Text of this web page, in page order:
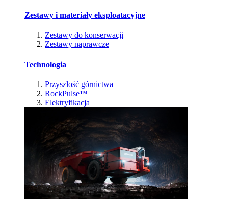
Zestawy i materiały eksploatacyjne
Zestawy do konserwacji
Zestawy naprawcze
Technologia
Przyszłość górnictwa
RockPulse™
Elektryfikacja